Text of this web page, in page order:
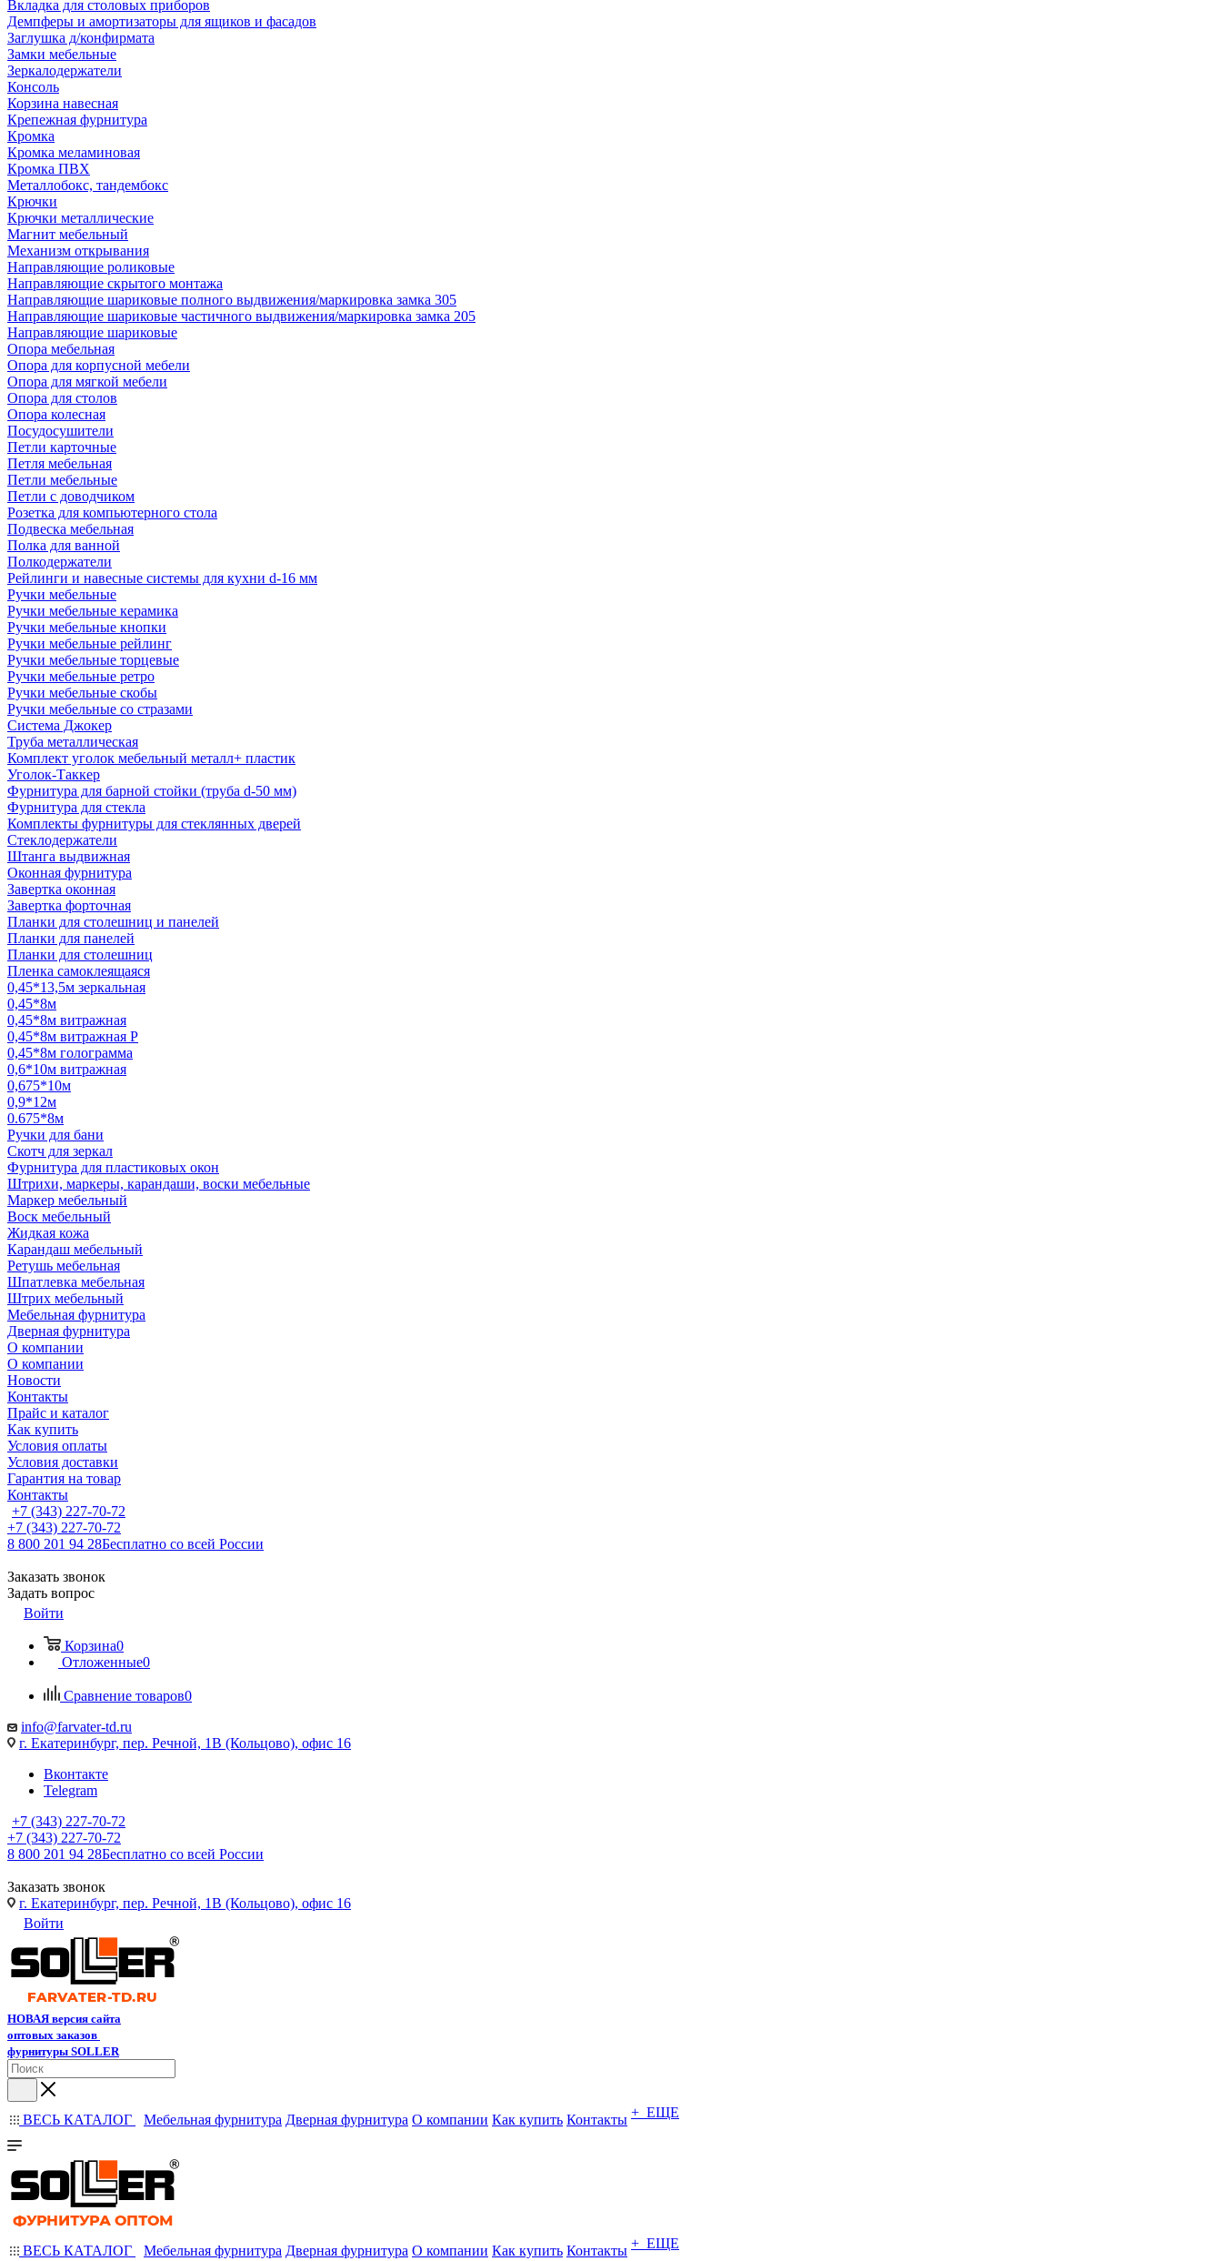
Вкладка для столовых приборов
Демпферы и амортизаторы для ящиков и фасадов
Заглушка д/конфирмата
Замки мебельные
Зеркалодержатели
Консоль
Корзина навесная
Крепежная фурнитура
Кромка
Кромка меламиновая
Кромка ПВХ
Металлобокс, тандембокс
Крючки
Крючки металлические
Магнит мебельный
Механизм открывания
Направляющие роликовые
Направляющие скрытого монтажа
Направляющие шариковые полного выдвижения/маркировка замка 305
Направляющие шариковые частичного выдвижения/маркировка замка 205
Направляющие шариковые
Опора мебельная
Опора для корпусной мебели
Опора для мягкой мебели
Опора для столов
Опора колесная
Посудосушители
Петли карточные
Петля мебельная
Петли мебельные
Петли с доводчиком
Розетка для компьютерного стола
Подвеска мебельная
Полка для ванной
Полкодержатели
Рейлинги и навесные системы для кухни d-16 мм
Ручки мебельные
Ручки мебельные керамика
Ручки мебельные кнопки
Ручки мебельные рейлинг
Ручки мебельные торцевые
Ручки мебельные ретро
Ручки мебельные скобы
Ручки мебельные со стразами
Система Джокер
Труба металлическая
Комплект уголок мебельный металл+ пластик
Уголок-Таккер
Фурнитура для барной стойки (труба d-50 мм)
Фурнитура для стекла
Комплекты фурнитуры для стеклянных дверей
Стеклодержатели
Штанга выдвижная
Оконная фурнитура
Завертка оконная
Завертка форточная
Планки для столешниц и панелей
Планки для панелей
Планки для столешниц
Пленка самоклеящаяся
0,45*13,5м зеркальная
0,45*8м
0,45*8м витражная
0,45*8м витражная Р
0,45*8м голограмма
0,6*10м витражная
0,675*10м
0,9*12м
0.675*8м
Ручки для бани
Скотч для зеркал
Фурнитура для пластиковых окон
Штрихи, маркеры, карандаши, воски мебельные
Маркер мебельный
Воск мебельный
Жидкая кожа
Карандаш мебельный
Ретушь мебельная
Шпатлевка мебельная
Штрих мебельный
Мебельная фурнитура
Дверная фурнитура
О компании
О компании
Новости
Контакты
Прайс и каталог
Как купить
Условия оплаты
Условия доставки
Гарантия на товар
Контакты
+7 (343) 227-70-72
+7 (343) 227-70-72
8 800 201 94 28Бесплатно со всей России
Заказать звонок
Задать вопрос
Войти
Корзина0
Отложенные0
Сравнение товаров0
info@farvater-td.ru
г. Екатеринбург, пер. Речной, 1В (Кольцово), офис 16
Вконтакте
Telegram
+7 (343) 227-70-72
+7 (343) 227-70-72
8 800 201 94 28Бесплатно со всей России
Заказать звонок
г. Екатеринбург, пер. Речной, 1В (Кольцово), офис 16
Войти
НОВАЯ версия сайта
оптовых заказов
фурнитуры SOLLER
ВЕСЬ КАТАЛОГ Мебельная фурнитура Дверная фурнитура О компании Как купить Контакты + ЕЩЕ
ВЕСЬ КАТАЛОГ Мебельная фурнитура Дверная фурнитура О компании Как купить Контакты + ЕЩЕ